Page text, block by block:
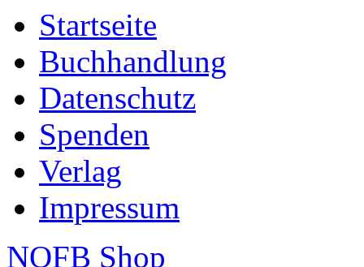
Startseite
Buchhandlung
Datenschutz
Spenden
Verlag
Impressum
NOFB Shop